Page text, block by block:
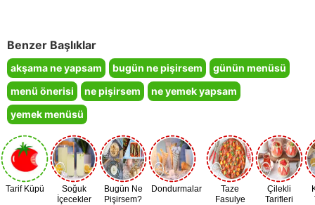
Benzer Başlıklar
akşama ne yapsam bugün ne pişirsem
günün menüsü
menü önerisi
ne pişirsem
ne yemek yapsam
yemek menüsü
Tarif Küpü
Soğuk
İçecekler
Bugün Ne
Pişirsem?
Dondurmalar
Taze
Fasulye
Çilekli
Tarifleri